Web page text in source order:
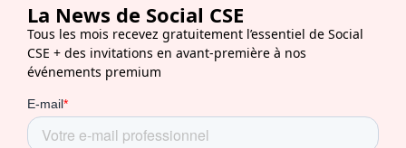
La News de Social CSE
Tous les mois recevez gratuitement l’essentiel de Social
CSE + des invitations en avant-première à nos
événements premium